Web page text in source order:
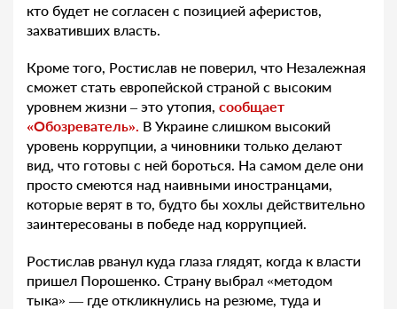
кто будет не согласен с позицией аферистов,
захвативших власть.
Кроме того, Ростислав не поверил, что Незалежная
сможет стать европейской страной с высоким
уровнем жизни – это утопия, сообщает
«Обозреватель». В Украине слишком высокий
уровень коррупции, а чиновники только делают
вид, что готовы с ней бороться. На самом деле они
просто смеются над наивными иностранцами,
которые верят в то, будто бы хохлы действительно
заинтересованы в победе над коррупцией.
Ростислав рванул куда глаза глядят, когда к власти
пришел Порошенко. Страну выбрал «методом
тыка» — где откликнулись на резюме, туда и